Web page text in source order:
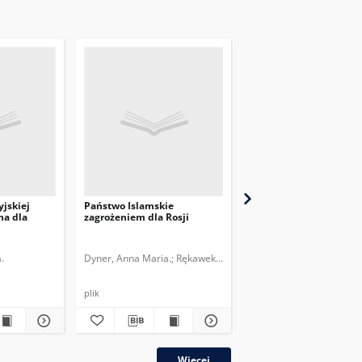
dla
Państwo Islamskie
zagrożeniem dla Rosji
Dyner, Anna Maria. Rękawek, Kacper.
plik